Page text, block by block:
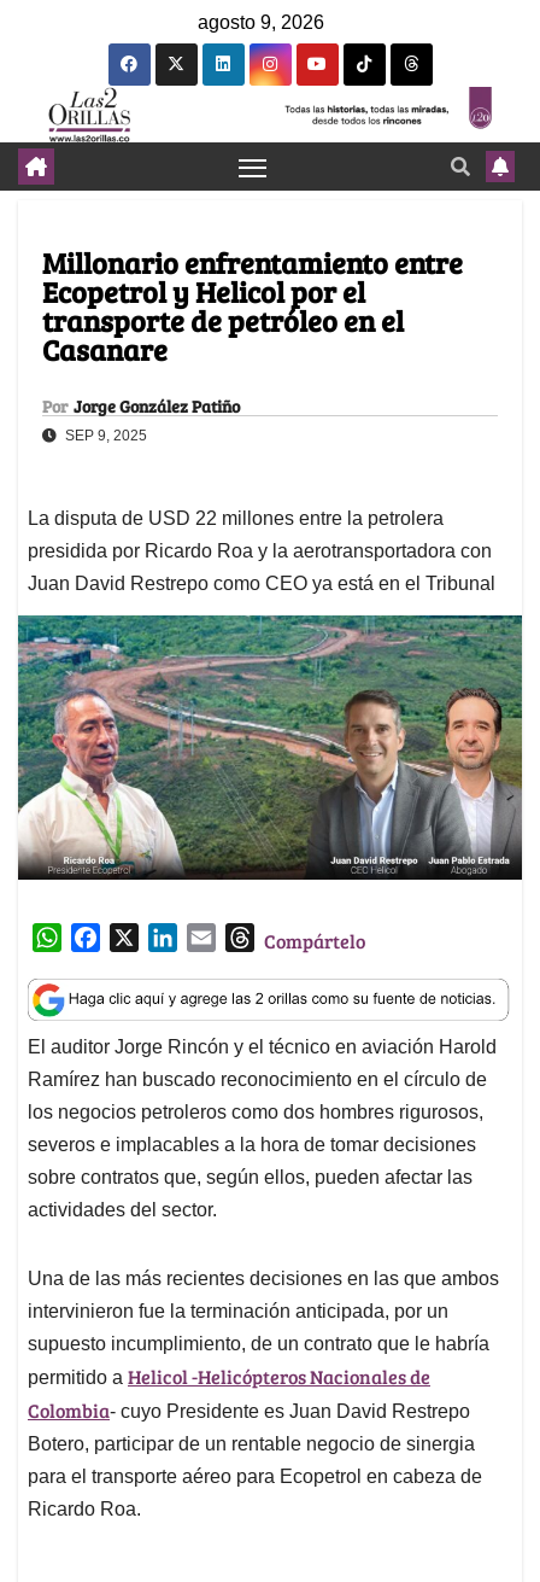
agosto 9, 2026
Millonario enfrentamiento entre
Ecopetrol y Helicol por el
transporte de petróleo en el
Casanare
Por Jorge González Patiño
SEP 9, 2025
La disputa de USD 22 millones entre la petrolera
presidida por Ricardo Roa y la aerotransportadora con
Juan David Restrepo como CEO ya está en el Tribunal
W
a
t
s
A
p
p
c
e
b
o
o
k
n
k
e
d
I
n
a
i
l
T
r
e
a
d
s
Compártelo
El auditor Jorge Rincón y el técnico en aviación Harold
Ramírez han buscado reconocimiento en el círculo de
los negocios petroleros como dos hombres rigurosos,
severos e implacables a la hora de tomar decisiones
sobre contratos que, según ellos, pueden afectar las
actividades del sector.
Una de las más recientes decisiones en las que ambos
intervinieron fue la terminación anticipada, por un
supuesto incumplimiento, de un contrato que le habría
permitido a Helicol -Helicópteros Nacionales de
Colombia- cuyo Presidente es Juan David Restrepo
Botero, participar de un rentable negocio de sinergia
para el transporte aéreo para Ecopetrol en cabeza de
Ricardo Roa.